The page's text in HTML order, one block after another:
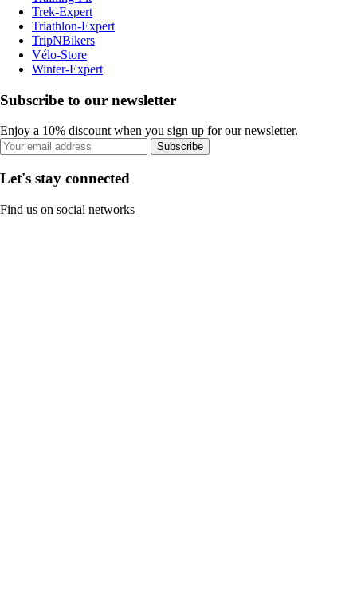
Trek-Expert
Triathlon-Expert
TripNBikers
Vélo-Store
Winter-Expert
Subscribe to our newsletter
Enjoy a 10% discount when you sign up for our newsletter.
Subscribe
Let's stay connected
Find us on social networks